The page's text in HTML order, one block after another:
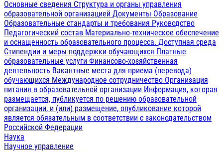
Основные сведения Структура и органы управления
образовательной организацией Документы Образование
Образовательные стандарты и требования Руководство
Педагогический состав Материально-техническое обеспечение
и оснащенность образовательного процесса. Доступная среда
Стипендии и меры поддержки обучающихся Платные
образовательные услуги Финансово-хозяйственная
деятельность Вакантные места для приема (перевода)
обучающихся Международное сотрудничество Организация
питания в образовательной организации Информация, которая
размещается, публикуется по решению образовательной
организации, и (или) размещение, опубликование которой
является обязательным в соответствии с законодательством
Российской Федерации
Наука
Научное управление